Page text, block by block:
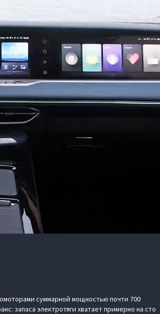
суммарной мощностью почти 700
запаса электротяги хватает примерно на сто